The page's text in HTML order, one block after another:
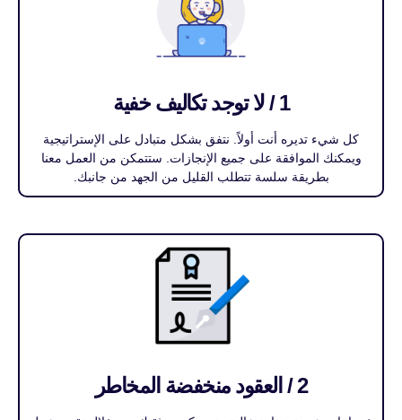
1 / لا توجد تكاليف خفية
كل شيء تديره أنت أولاً. نتفق بشكل متبادل على الإستراتيجية
ويمكنك الموافقة على جميع الإنجازات. ستتمكن من العمل معنا
بطريقة سلسة تتطلب القليل من الجهد من جانبك.
2 / العقود منخفضة المخاطر